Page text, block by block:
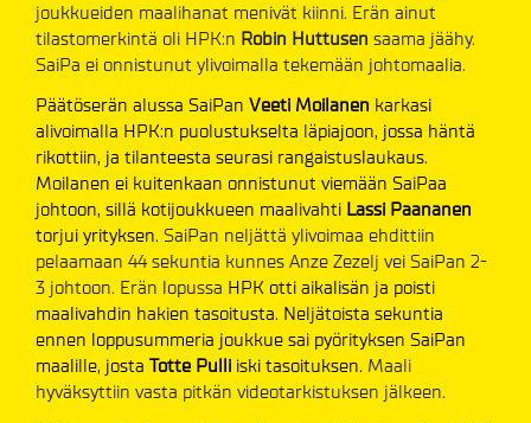
joukkueiden maalihanat menivät kiinni. Erän ainut
tilastomerkintä oli HPK:n Robin Huttusen saama jäähy.
SaiPa ei onnistunut ylivoimalla tekemään johtomaalia.
Päätöserän alussa SaiPan Veeti Moilanen karkasi
alivoimalla HPK:n puolustukselta läpiajoon, jossa häntä
rikottiin, ja tilanteesta seurasi rangaistuslaukaus.
Moilanen ei kuitenkaan onnistunut viemään SaiPaa
johtoon, sillä kotijoukkueen maalivahti Lassi Paananen
torjui yrityksen. SaiPan neljättä ylivoimaa ehdittiin
pelaamaan 44 sekuntia kunnes Anze Zezelj vei SaiPan 2-
3 johtoon. Erän lopussa HPK otti aikalisän ja poisti
maalivahdin hakien tasoitusta. Neljätoista sekuntia
ennen loppusummeria joukkue sai pyörityksen SaiPan
maalille, josta Totte Pulli iski tasoituksen. Maali
hyväksyttiin vasta pitkän videotarkistuksen jälkeen.